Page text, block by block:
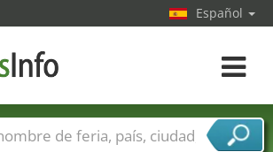
Español
toggle